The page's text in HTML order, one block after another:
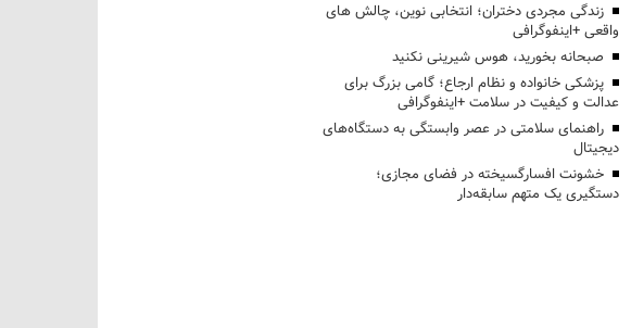
زندگی مجردی دختران؛ انتخابی نوین، چالش های
واقعی +اینفوگرافی
صبحانه بخورید، هوس شیرینی نکنید
پزشکی خانواده و نظام ارجاع؛ گامی بزرگ برای
عدالت و کیفیت در سلامت +اینفوگرافی
راهنمای سلامتی در عصر وابستگی به دستگاه‌های
دیجیتال
خشونت افسارگسیخته در فضای مجازی؛
دستگیری یک متهم سابقه‌دار